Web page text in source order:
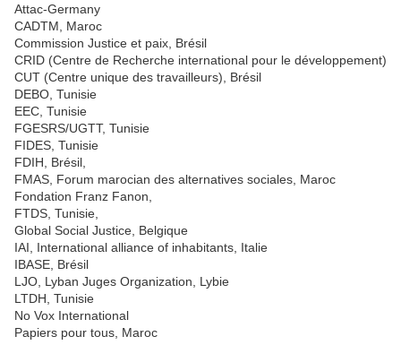
Attac-Germany
CADTM, Maroc
Commission Justice et paix, Brésil
CRID (Centre de Recherche international pour le développement)
CUT (Centre unique des travailleurs), Brésil
DEBO, Tunisie
EEC, Tunisie
FGESRS/UGTT, Tunisie
FIDES, Tunisie
FDIH, Brésil,
FMAS, Forum marocian des alternatives sociales, Maroc
Fondation Franz Fanon,
FTDS, Tunisie,
Global Social Justice, Belgique
IAI, International alliance of inhabitants, Italie
IBASE, Brésil
LJO, Lyban Juges Organization, Lybie
LTDH, Tunisie
No Vox International
Papiers pour tous, Maroc